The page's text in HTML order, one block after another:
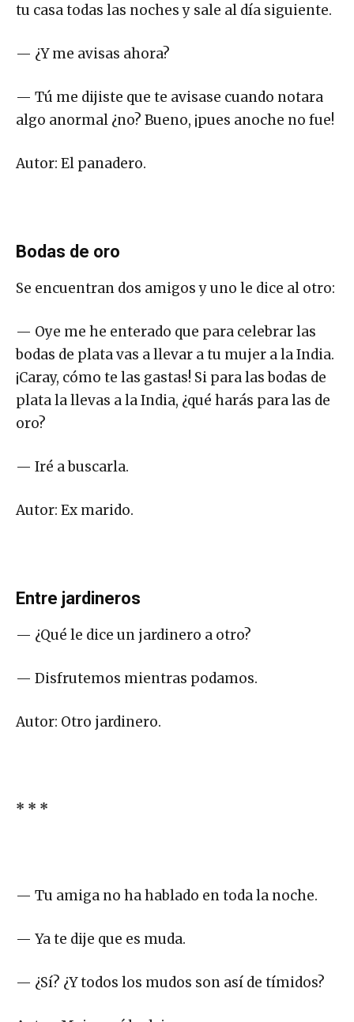
tu casa todas las noches y sale al día siguiente.
— ¿Y me avisas ahora?
— Tú me dijiste que te avisase cuando notara
algo anormal ¿no? Bueno, ¡pues anoche no fue!
Autor: El panadero.
Bodas de oro
Se encuentran dos amigos y uno le dice al otro:
— Oye me he enterado que para celebrar las
bodas de plata vas a llevar a tu mujer a la India.
¡Caray, cómo te las gastas! Si para las bodas de
plata la llevas a la India, ¿qué harás para las de
oro?
— Iré a buscarla.
Autor: Ex marido.
Entre jardineros
— ¿Qué le dice un jardinero a otro?
— Disfrutemos mientras podamos.
Autor: Otro jardinero.
* * *
— Tu amiga no ha hablado en toda la noche.
— Ya te dije que es muda.
— ¿Sí? ¿Y todos los mudos son así de tímidos?